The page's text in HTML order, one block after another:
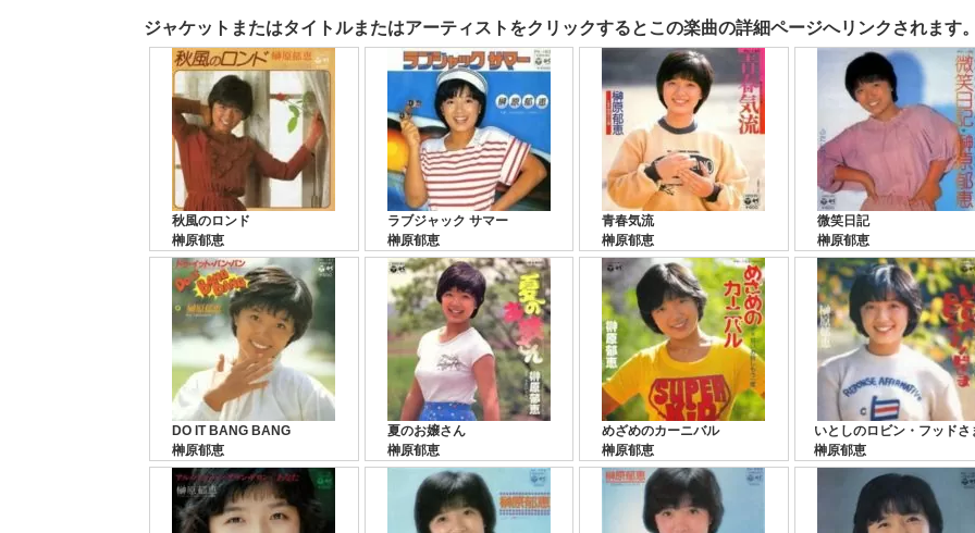
ジャケットまたはタイトルまたはアーティストをクリックするとこの楽曲の詳細ページへリンクされます
秋風のロンド
榊原郁恵
ラブジャック サマー
榊原郁恵
青春気流
榊原郁恵
微笑日記
榊原郁恵
DO IT BANG BANG
榊原郁恵
夏のお嬢さん
榊原郁恵
めざめのカーニバル
榊原郁恵
いとしのロビン・フッドさ
榊原郁恵